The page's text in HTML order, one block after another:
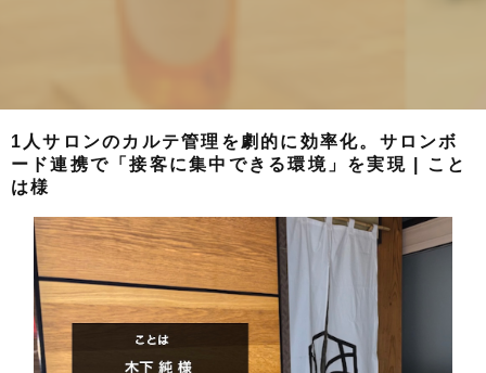
1人サロンのカルテ管理を劇的に効率化。サロンボ
ード連携で「接客に集中できる環境」を実現 | こと
は様